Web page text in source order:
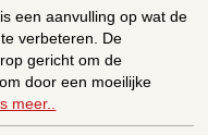
een aanvulling op wat de
verbeteren. De
gericht om de
door een moeilijke
meer..